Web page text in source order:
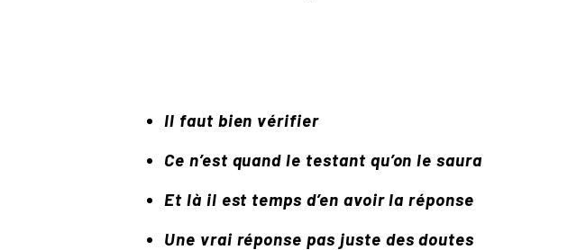
Il faut bien vérifier
Ce n’est quand le testant qu’on le saura
Et là il est temps d’en avoir la réponse
Une vrai réponse pas juste des doutes